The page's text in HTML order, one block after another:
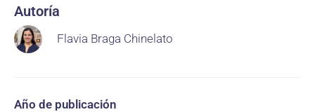
Autoría
Flavia Braga Chinelato
Año de publicación